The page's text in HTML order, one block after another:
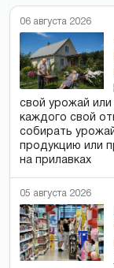
06 августа 2026
свой урожай
каждого свой
собирать
продукцию или
на прилавках
05 августа 2026